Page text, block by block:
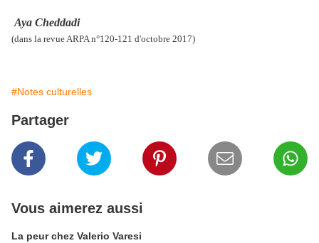
Aya Cheddadi
(dans la revue ARPA n°120-121 d'octobre 2017)
#Notes culturelles
Partager
Vous aimerez aussi
La peur chez Valerio Varesi